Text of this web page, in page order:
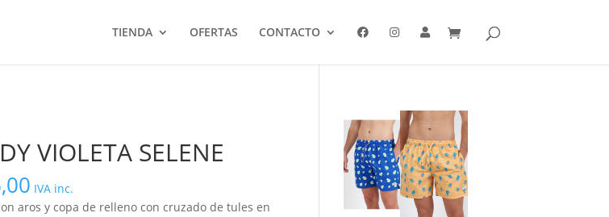
TIENDA OFERTAS CONTACTO
VIOLETA SELENE
IVA inc.
aros y copa de relleno con cruzado de tules en